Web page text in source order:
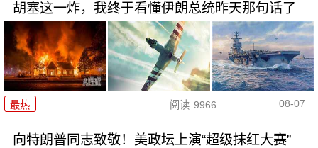
胡塞这一炸，我终于看懂伊朗总统昨天那句话了
最热 阅读 9966 08-07
向特朗普同志致敬！美政坛上演“超级抹红大赛”